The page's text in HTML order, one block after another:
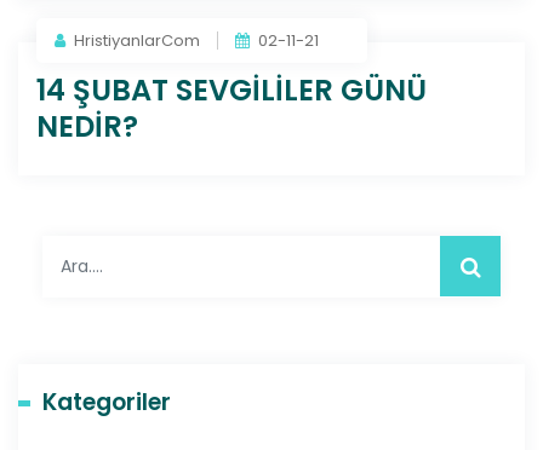
HristiyanlarCom 02-11-21
14 ŞUBAT SEVGİLİLER GÜNÜ
NEDİR?
Kategoriler